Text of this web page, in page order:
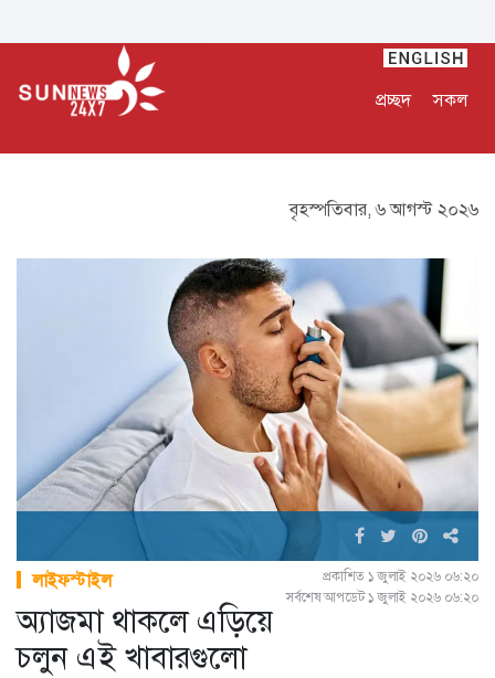
প্রচ্ছদ সকল
বৃহস্পতিবার, ৬ আগস্ট ২০২৬
লাইফস্টাইল
প্রকাশিত ১ জুলাই ২০২৬ ০৬:২০
সর্বশেষ আপডেট ১ জুলাই ২০২৬ ০৬:২০
অ্যাজমা থাকলে এড়িয়ে
চলুন এই খাবারগুলো